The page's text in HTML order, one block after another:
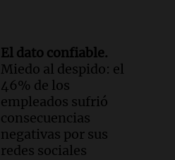
El dato confiable.
Miedo al despido: el
46% de los
empleados sufrió
consecuencias
negativas por sus
redes sociales